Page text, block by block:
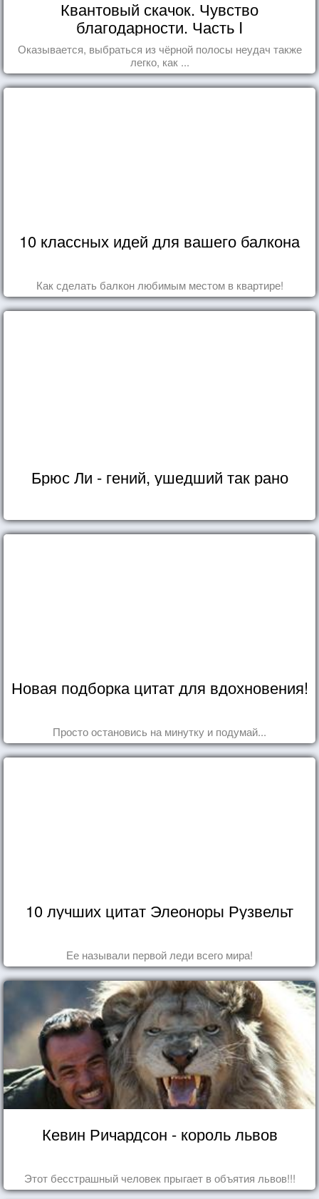
Квантовый скачок. Чувство
благодарности. Часть I
Оказывается, выбраться из чёрной полосы неудач также
легко, как ...
10 классных идей для вашего балкона
Как сделать балкон любимым местом в квартире!
Брюс Ли - гений, ушедший так рано
Новая подборка цитат для вдохновения!
Просто остановись на минутку и подумай...
10 лучших цитат Элеоноры Рузвельт
Ее называли первой леди всего мира!
Кевин Ричардсон - король львов
Этот бесстрашный человек прыгает в объятия львов!!!